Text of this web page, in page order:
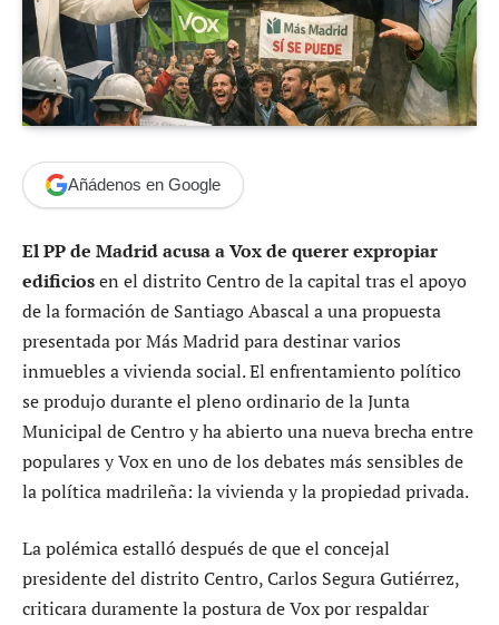
Añádenos en Google
El PP de Madrid acusa a Vox de querer expropiar
edificiosen el distrito Centro de la capital tras el apoyo
de la formación de Santiago Abascal a una propuesta
presentada por Más Madrid para destinar varios
inmuebles a vivienda social. El enfrentamiento político
se produjo durante el pleno ordinario de la Junta
Municipal de Centro y ha abierto una nueva brecha entre
populares y Vox en uno de los debates más sensibles de
la política madrileña: la vivienda y la propiedad privada.
La polémica estalló después de que el concejal
presidente del distrito Centro, Carlos Segura Gutiérrez,
criticara duramente la postura de Vox por respaldar